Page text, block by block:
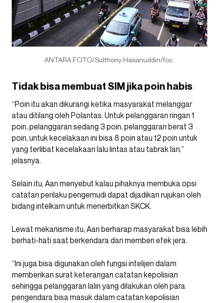
ANTARA FOTO/Sulthony Hasanuddin/foc.
Tidak bisa membuat SIM jika poin habis
“Poin itu akan dikurangi ketika masyarakat melanggar
atau ditilang oleh Polantas. Untuk pelanggaran ringan 1
poin, pelanggaran sedang 3 poin, pelanggaran berat 3
poin, untuk kecelakaan ini bisa 8 poin atau 12 poin untuk
yang terlibat kecelakaan lalu lintas atau tabrak lari,”
jelasnya.
Selain itu, Aan menyebut kalau pihaknya membuka opsi
catatan perilaku pengemudi dapat dijadikan rujukan oleh
bidang intelkam untuk menerbitkan SKCK.
Lewat mekanisme itu, Aan berharap masyarakat bisa lebih
berhati-hati saat berkendara dan memberi efek jera.
“Ini juga bisa digunakan oleh fungsi intelijen dalam
memberikan surat keterangan catatan kepolisian
sehingga pelanggaran lalin yang dilakukan oleh para
pengendara bisa masuk dalam catatan kepolisian